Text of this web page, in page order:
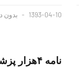
1393-04-10 بدون
نامه